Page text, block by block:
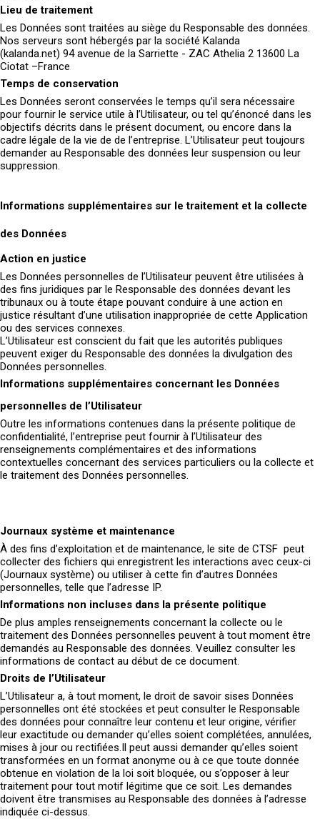
Lieu de traitement
Les Données sont traitées au siège du Responsable des données.
Nos serveurs sont hébergés par la société Kalanda
(kalanda.net) 94 avenue de la Sarriette - ZAC Athelia 2 13600 La
Ciotat –France
Temps de conservation
Les Données seront conservées le temps qu’il sera nécessaire
pour fournir le service utile à l’Utilisateur, ou tel qu’énoncé dans les
objectifs décrits dans le présent document, ou encore dans la
cadre légale de la vie de de l’entreprise. L’Utilisateur peut toujours
demander au Responsable des données leur suspension ou leur
suppression.
Informations supplémentaires sur le traitement et la collecte
des Données
Action en justice
Les Données personnelles de l’Utilisateur peuvent être utilisées à
des fins juridiques par le Responsable des données devant les
tribunaux ou à toute étape pouvant conduire à une action en
justice résultant d’une utilisation inappropriée de cette Application
ou des services connexes.
L’Utilisateur est conscient du fait que les autorités publiques
peuvent exiger du Responsable des données la divulgation des
Données personnelles.
Informations supplémentaires concernant les Données
personnelles de l’Utilisateur
Outre les informations contenues dans la présente politique de
confidentialité, l’entreprise peut fournir à l’Utilisateur des
renseignements complémentaires et des informations
contextuelles concernant des services particuliers ou la collecte et
le traitement des Données personnelles.
Journaux système et maintenance
À des fins d’exploitation et de maintenance, le site de CTSF peut
collecter des fichiers qui enregistrent les interactions avec ceux-ci
(Journaux système) ou utiliser à cette fin d’autres Données
personnelles, telle que l’adresse IP.
Informations non incluses dans la présente politique
De plus amples renseignements concernant la collecte ou le
traitement des Données personnelles peuvent à tout moment être
demandés au Responsable des données. Veuillez consulter les
informations de contact au début de ce document.
Droits de l’Utilisateur
L’Utilisateur a, à tout moment, le droit de savoir sises Données
personnelles ont été stockées et peut consulter le Responsable
des données pour connaître leur contenu et leur origine, vérifier
leur exactitude ou demander qu’elles soient complétées, annulées,
mises à jour ou rectifiées.Il peut aussi demander qu’elles soient
transformées en un format anonyme ou à ce que toute donnée
obtenue en violation de la loi soit bloquée, ou s’opposer à leur
traitement pour tout motif légitime que ce soit. Les demandes
doivent être transmises au Responsable des données à l’adresse
indiquée ci-dessus.